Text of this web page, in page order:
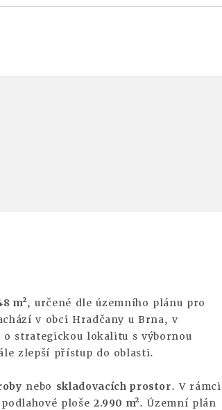
m², určené dle územního plánu pro
v obci Hradčany u Brna, v
strategickou lokalitu s výbornou
zlepší přístup do oblasti.
nebo skladovacích prostor. V rámci
ploše 2.990 m². Územní plán